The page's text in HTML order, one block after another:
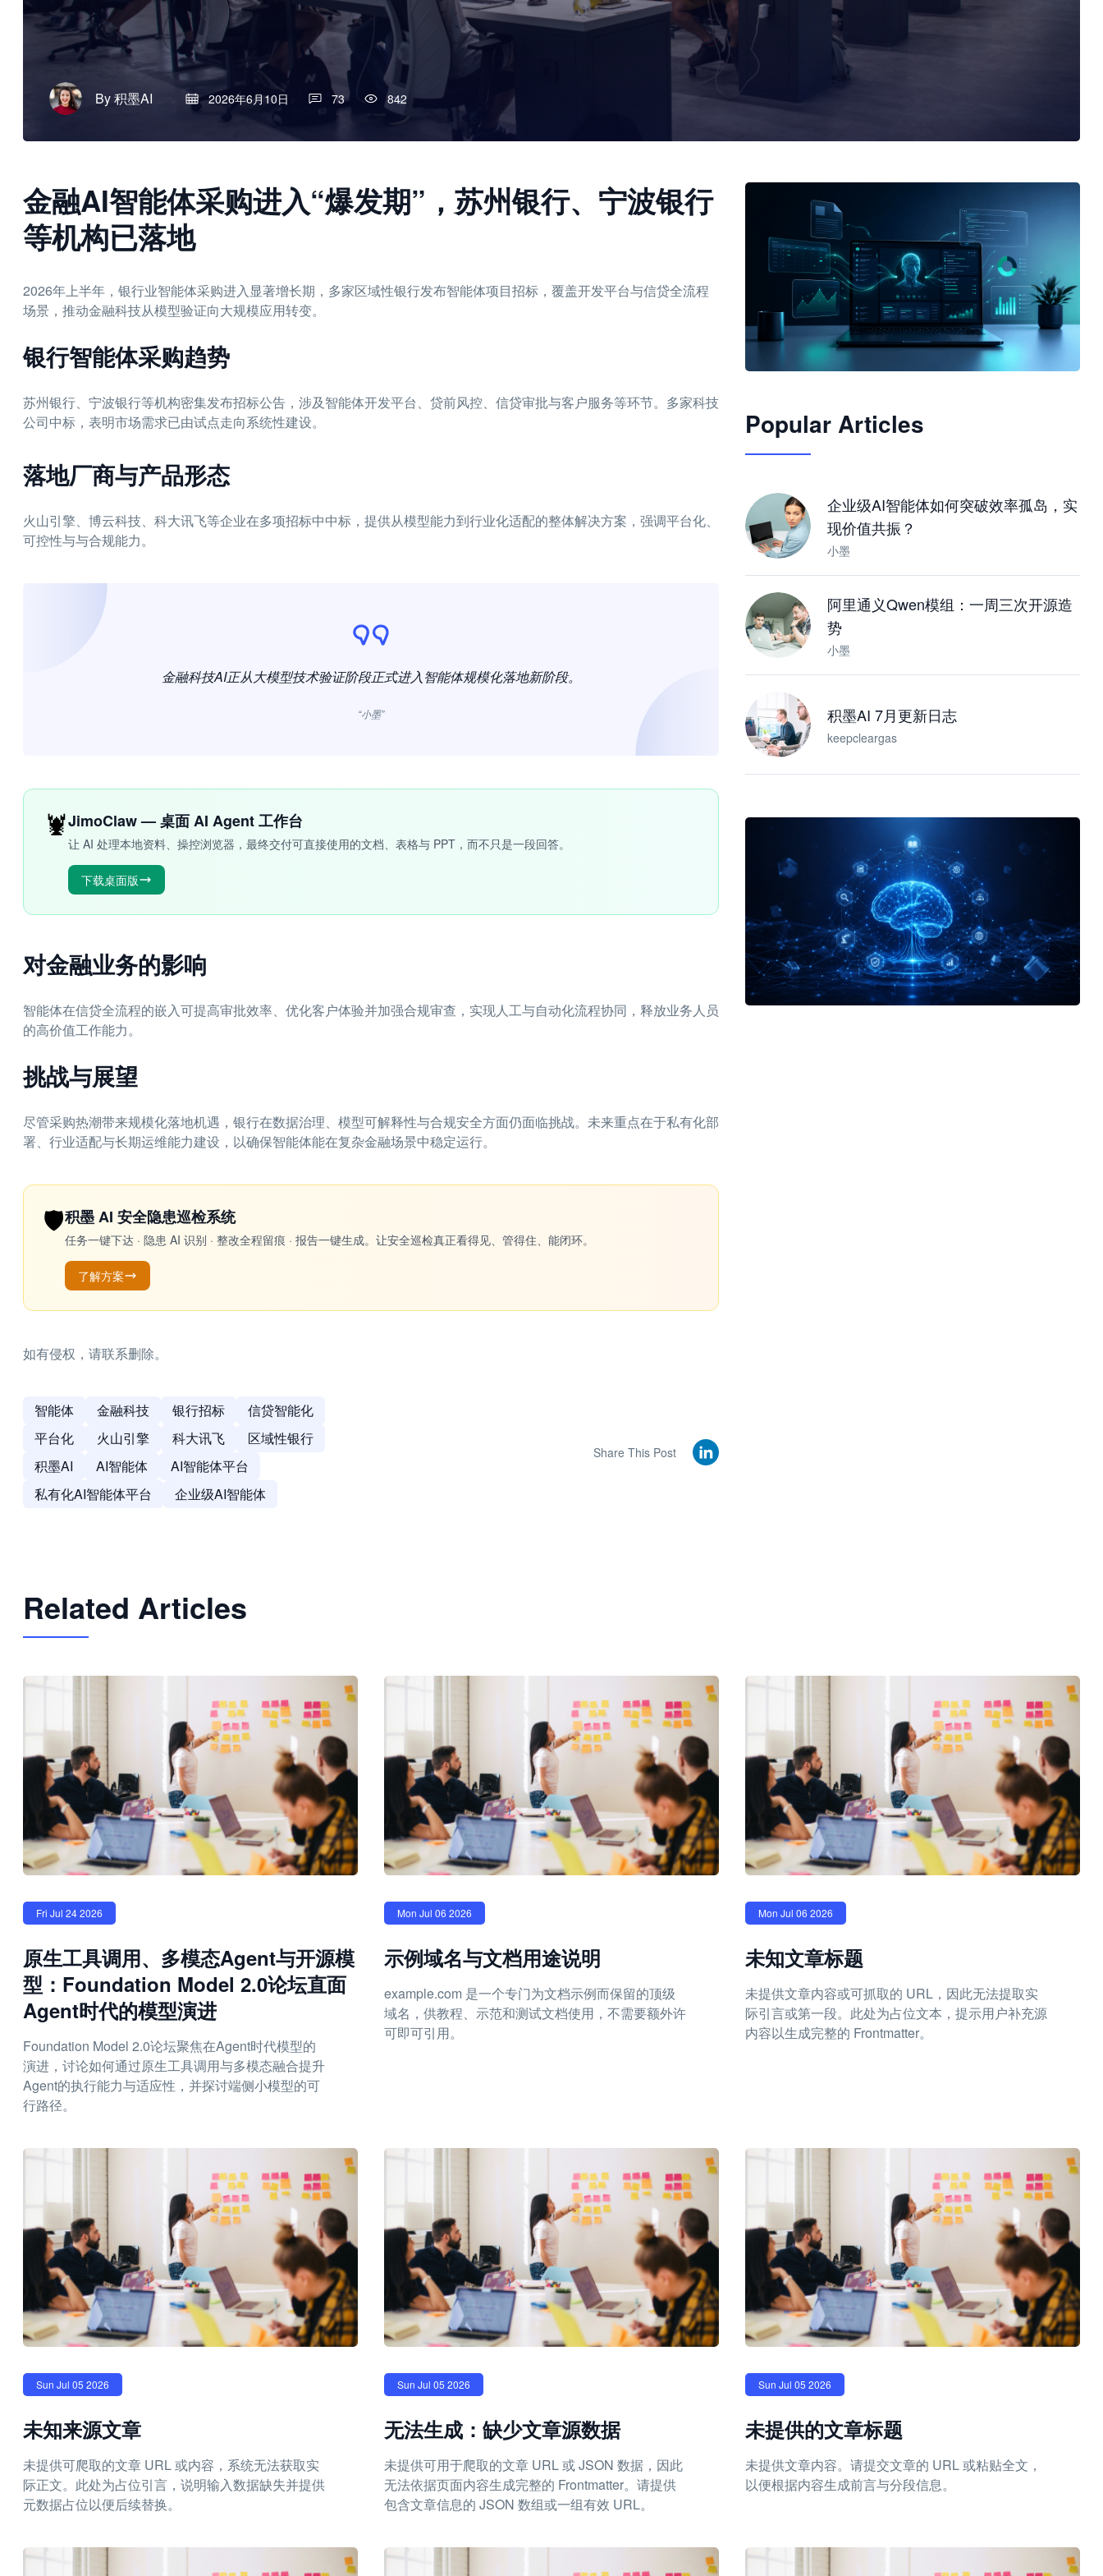
By积墨AI 2026年6月10日 73 842
金融AI智能体采购进入“爆发期”，苏州银行、宁波银行
等机构已落地
2026年上半年，银行业智能体采购进入显著增长期，多家区域性银行发布智能体项目招标，覆盖开发平台与信贷全流程
场景，推动金融科技从模型验证向大规模应用转变。
银行智能体采购趋势
苏州银行、宁波银行等机构密集发布招标公告，涉及智能体开发平台、贷前风控、信贷审批与客户服务等环节。多家科技
公司中标，表明市场需求已由试点走向系统性建设。
落地厂商与产品形态
火山引擎、博云科技、科大讯飞等企业在多项招标中中标，提供从模型能力到行业化适配的整体解决方案，强调平台化、
可控性与与合规能力。
金融科技AI正从大模型技术验证阶段正式进入智能体规模化落地新阶段。
“小墨”
🦞JimoClaw — 桌面 AI Agent 工作台
让 AI 处理本地资料、操控浏览器，最终交付可直接使用的文档、表格与 PPT，而不只是一段回答。
下载桌面版
对金融业务的影响
智能体在信贷全流程的嵌入可提高审批效率、优化客户体验并加强合规审查，实现人工与自动化流程协同，释放业务人员
的高价值工作能力。
挑战与展望
尽管采购热潮带来规模化落地机遇，银行在数据治理、模型可解释性与合规安全方面仍面临挑战。未来重点在于私有化部
署、行业适配与长期运维能力建设，以确保智能体能在复杂金融场景中稳定运行。
🛡️积墨 AI 安全隐患巡检系统
任务一键下达 · 隐患 AI 识别 · 整改全程留痕 · 报告一键生成。让安全巡检真正看得见、管得住、能闭环。
了解方案
如有侵权，请联系删除。
智能体 金融科技 银行招标
信贷智能化
平台化
火山引擎 科大讯飞
区域性银行
积墨AI
AI智能体
AI智能体平台
私有化AI智能体平台
企业级AI智能体
Share This Post
JimoClaw 桌面 AI Agent 工作台
Popular Articles
企业级AI智能体如何突破效率孤岛，实
现价值共振？
小墨
阿里通义Qwen模组：一周三次开源造
势
小墨
积墨AI 7月更新日志
keepcleargas
Related Articles
Fri Jul 24 2026
原生工具调用、多模态Agent与开源模
型：Foundation Model 2.0论坛直面
Agent时代的模型演进
Foundation Model 2.0论坛聚焦在Agent时代模型的
演进，讨论如何通过原生工具调用与多模态融合提升
Agent的执行能力与适应性，并探讨端侧小模型的可
行路径。
Mon Jul 06 2026
示例域名与文档用途说明
example.com 是一个专门为文档示例而保留的顶级
域名，供教程、示范和测试文档使用，不需要额外许
可即可引用。
Mon Jul 06 2026
未知文章标题
未提供文章内容或可抓取的 URL，因此无法提取实
际引言或第一段。此处为占位文本，提示用户补充源
内容以生成完整的 Frontmatter。
Sun Jul 05 2026
未知来源文章
未提供可爬取的文章 URL 或内容，系统无法获取实
际正文。此处为占位引言，说明输入数据缺失并提供
元数据占位以便后续替换。
Sun Jul 05 2026
无法生成：缺少文章源数据
未提供可用于爬取的文章 URL 或 JSON 数据，因此
无法依据页面内容生成完整的 Frontmatter。请提供
包含文章信息的 JSON 数组或一组有效 URL。
Sun Jul 05 2026
未提供的文章标题
未提供文章内容。请提交文章的 URL 或粘贴全文，
以便根据内容生成前言与分段信息。